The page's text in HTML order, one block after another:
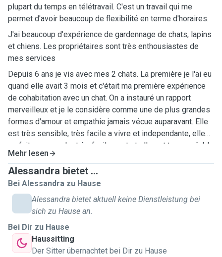
plupart du temps en télétravail. C'est un travail qui me
permet d'avoir beaucoup de flexibilité en terme d'horaires.
J'ai beaucoup d'expérience de gardennage de chats, lapins
et chiens. Les propriétaires sont très enthousiastes de
mes services
Depuis 6 ans je vis avec mes 2 chats. La première je l'ai eu
quand elle avait 3 mois et c'était ma première expérience
de cohabitation avec un chat. On a instauré un rapport
merveilleux et je le considère comme une de plus grandes
formes d'amour et empathie jamais vécue auparavant. Elle
est très sensible, très facile a vivre et independante, elle
se fait comprendre très facilement et elle est tres agréable
à vivre, jamais un problème avec elle.
2 ans plus tard, pour mon anniversaire j'ai reçu un chaton de
3 mois. Une nature complètement différente de la première.
Il est tres curieux, aime enormement jouer et toucher à tout,
mais il est tellement amusant que la maison s'est remplie
d'un bonheur en plus. Après une petite semaine
d'adaptation (j'ai utilisé aussi une prise électrique de
feromones) et mon suivi pour les aider à sympathiser, les
deux chats vont très d'accord, impossible de les séparer,
Mehr lesen
Alessandra bietet ...
Bei Alessandra zu Hause
Alessandra bietet aktuell keine Dienstleistung bei
sich zu Hause an.
Bei Dir zu Hause
Haussitting
Der Sitter übernachtet bei Dir zu Hause